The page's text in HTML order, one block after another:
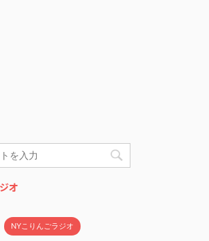
オ
NYこりんごラジオ